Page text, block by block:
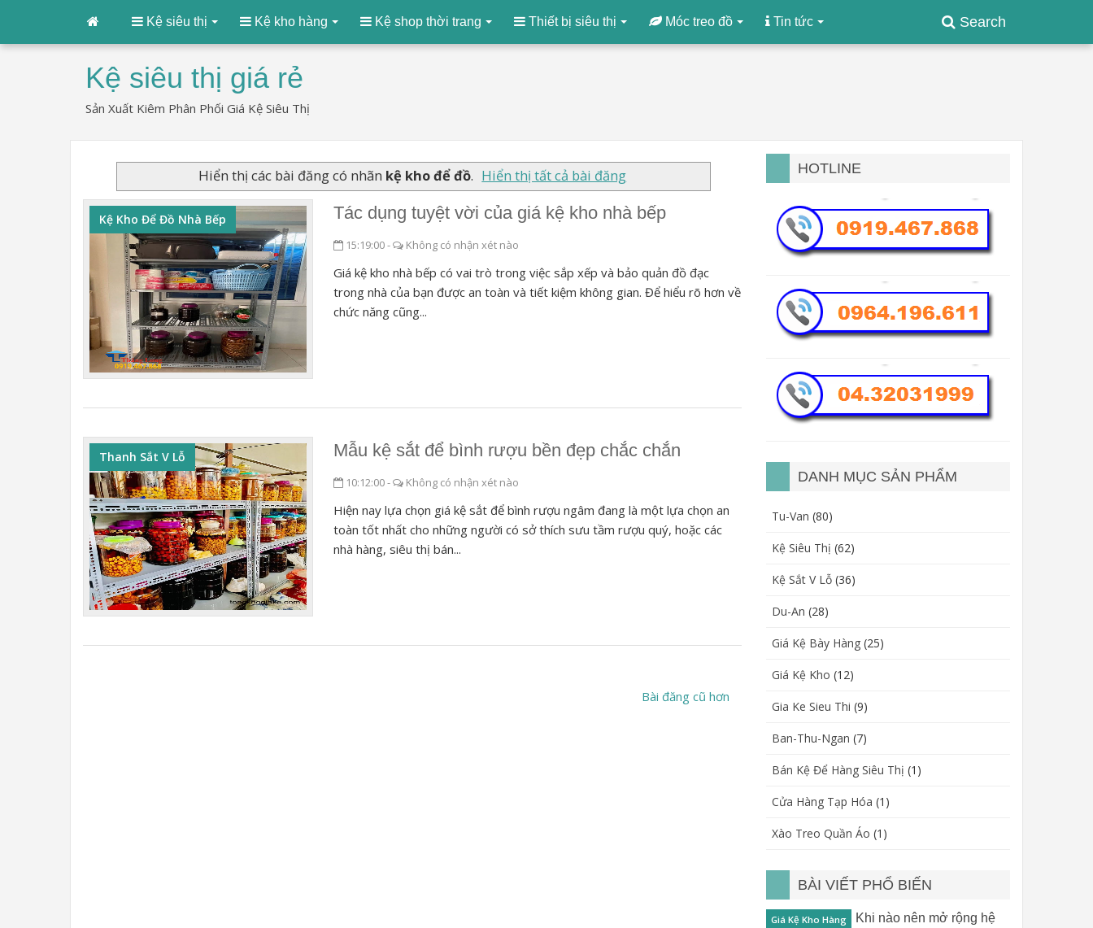
Search
Kệ siêu thị Kệ kho hàng Kệ shop thời trang Thiết bị siêu thị Móc treo đồ Tin tức
Kệ siêu thị giá rẻ
Sản Xuất Kiêm Phân Phối Giá Kệ Siêu Thị
Hiển thị các bài đăng có nhãn kệ kho để đồ. Hiển thị tất cả bài đăng
Tác dụng tuyệt vời của giá kệ kho nhà bếp
Kệ Kho Để Đồ Nhà Bếp
15:19:00- Không có nhận xét nào
Giá kệ kho nhà bếp có vai trò trong việc sắp xếp và bảo quản đồ đạc
trong nhà của bạn được an toàn và tiết kiệm không gian. Để hiểu rõ hơn về
chức năng cũng...
Mẫu kệ sắt để bình rượu bền đẹp chắc chắn
Thanh Sắt V Lỗ
10:12:00- Không có nhận xét nào
Hiện nay lựa chọn giá kệ sắt để bình rượu ngâm đang là một lựa chọn an
toàn tốt nhất cho những người có sở thích sưu tầm rượu quý, hoặc các
nhà hàng, siêu thị bán...
Bài đăng cũ hơn
HOTLINE
DANH MỤC SẢN PHẨM
Tu-Van (80)
Kệ Siêu Thị (62)
Kệ Sắt V Lỗ (36)
Du-An (28)
Giá Kệ Bày Hàng (25)
Giá Kệ Kho (12)
Gia Ke Sieu Thi (9)
Ban-Thu-Ngan (7)
Bán Kệ Để Hàng Siêu Thị (1)
Cửa Hàng Tạp Hóa (1)
Xào Treo Quần Áo (1)
BÀI VIẾT PHỔ BIẾN
Giá Kệ Kho Hàng
Khi nào nên mở rộng hệ